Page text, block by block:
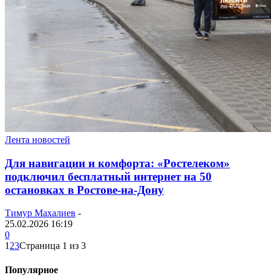
Лента новостей
Для навигации и комфорта: «Ростелеком»
подключил бесплатный интернет на 50
остановках в Ростове-на-Дону
Тимур Махалиев -
25.02.2026 16:19
0
1 23Страница 1 из 3
Популярное